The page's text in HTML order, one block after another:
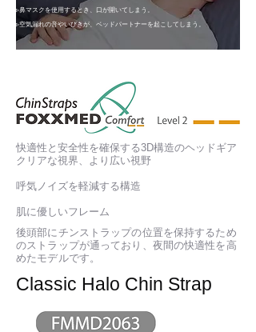
▹鼻マスクを使用するとき、口が開いてしまう。
▹空気漏れの音やいびきが、ベッドパートナーを起こしてしまう。
快適性と安全性を確保する3D構造のヘッドギア
クリアな視界、より広い視野
呼気ノイズを軽減する構造
肌に優しいフレーム
​後頭部にチンストラップの位置を保持するため
のストラップが通っており、夜間の快適性を高
めたモデルです。
​Classic Halo Chin Strap